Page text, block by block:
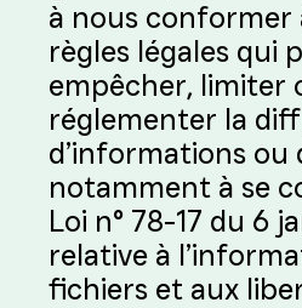
à nous conformer
règles légales qui
empêcher, limiter
réglementer la
d’informations ou
notamment à se
Loi n° 78-17 du 6
relative à
fichiers et aux